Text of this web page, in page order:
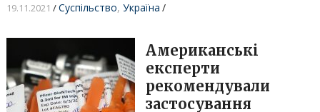
19.11.2021 /Суспільство, Україна /
Американські
експерти
рекомендували
застосування